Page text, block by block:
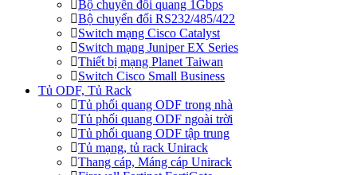
Bộ chuyển đổi quang 1Gbps
Bộ chuyển đối RS232/485/422
Switch mạng Cisco Catalyst
Switch mạng Juniper EX Series
Thiết bị mạng Planet Taiwan
Switch Cisco Small Business
Tủ ODF, Tủ Rack
Tủ phối quang ODF trong nhà
Tủ phối quang ODF ngoài trời
Tủ phối quang ODF tập trung
Tủ mạng, tủ rack Unirack
Thang cáp, Máng cáp Unirack